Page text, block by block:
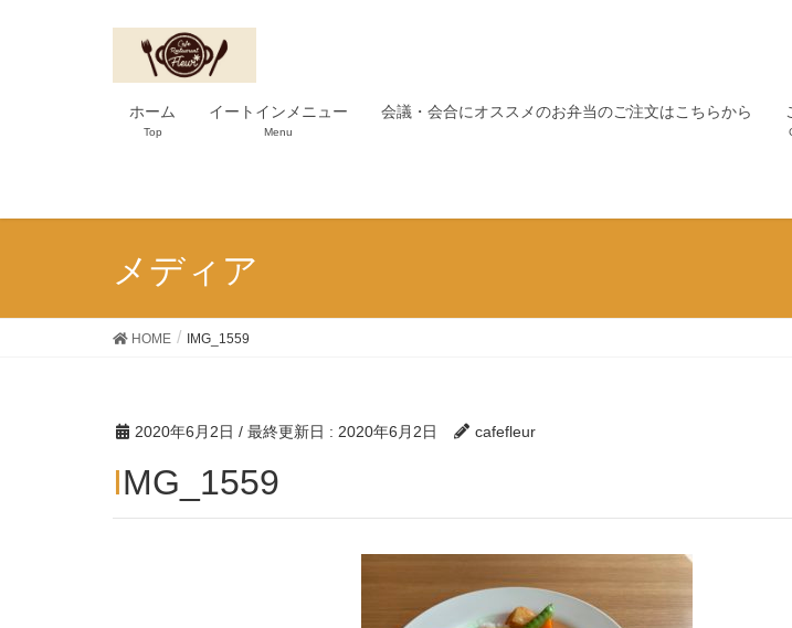
ホーム
Top
イートインメニュー
Menu
会議・会合にオススメのお弁当のご注文はこちらから
メディア
HOME IMG_1559
2020年6月2日 / 最終更新日 : 2020年6月2日 cafefleur
IMG_1559